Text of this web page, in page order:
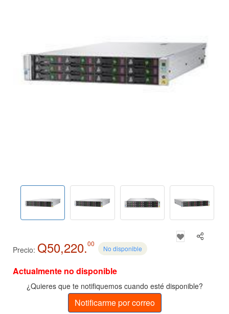
Precio: Q50,220.00
No disponible
Actualmente no disponible
¿Quieres que te notifiquemos cuando esté disponible?
Notificarme por correo